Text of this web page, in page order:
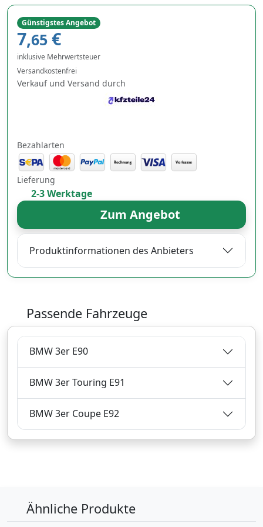
Günstigstes Angebot
7,65 €
inklusive Mehrwertsteuer
Versandkostenfrei
Verkauf und Versand durch
Bezahlarten
Lieferung
2-3 Werktage
Zum Angebot
Produktinformationen des Anbieters
Passende Fahrzeuge
BMW 3er E90
BMW 3er Touring E91
BMW 3er Coupe E92
Ähnliche Produkte